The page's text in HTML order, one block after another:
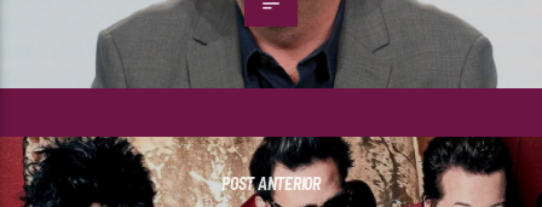
POST ANTERIOR